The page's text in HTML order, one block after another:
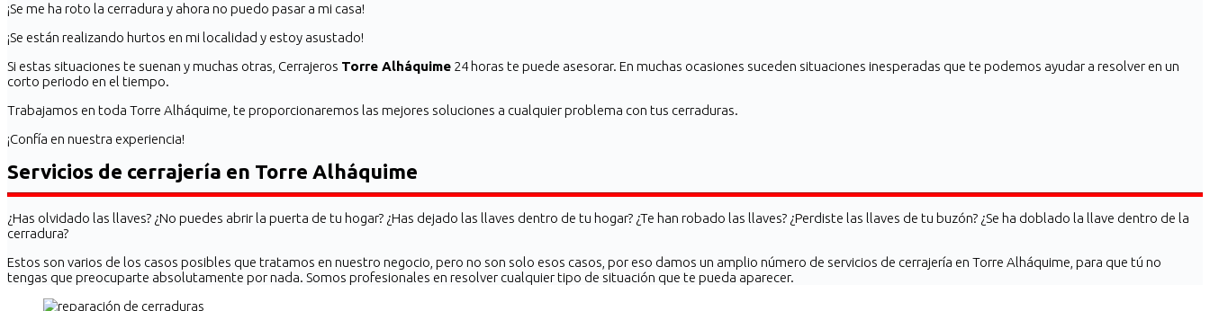
¡Se me ha roto la cerradura y ahora no puedo pasar a mi casa!
¡Se están realizando hurtos en mi localidad y estoy asustado!
Si estas situaciones te suenan y muchas otras, Cerrajeros Torre Alháquime 24 horas te puede asesorar. En muchas ocasiones suceden situaciones inesperadas que te podemos ayudar a resolver en un
corto periodo en el tiempo.
Trabajamos en toda Torre Alháquime, te proporcionaremos las mejores soluciones a cualquier problema con tus cerraduras.
¡Confía en nuestra experiencia!
Servicios de cerrajería en Torre Alháquime
¿Has olvidado las llaves? ¿No puedes abrir la puerta de tu hogar? ¿Has dejado las llaves dentro de tu hogar? ¿Te han robado las llaves? ¿Perdiste las llaves de tu buzón? ¿Se ha doblado la llave dentro de la
cerradura?
Estos son varios de los casos posibles que tratamos en nuestro negocio, pero no son solo esos casos, por eso damos un amplio número de servicios de cerrajería en Torre Alháquime, para que tú no
tengas que preocuparte absolutamente por nada. Somos profesionales en resolver cualquier tipo de situación que te pueda aparecer.